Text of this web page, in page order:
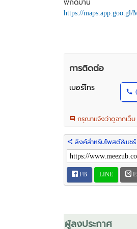
พิกัดบ้าน
https://
การติดต่อ
เบอร์โทร
กรุณาแจ้งว่าดูจากเว็
ลิงค์สำหรับโพสต์&แชร์
FB LINE
ผู้ลงประกาศ